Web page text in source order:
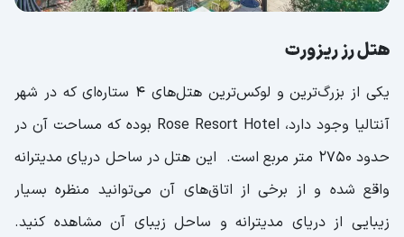
هتل رز ریزورت
یکی از بزرگ‌ترین و لوکس‌ترین هتل‌های ۴ ستاره‌ای که در شهر
آنتالیا وجود دارد، Rose Resort Hotel بوده که مساحت آن در
حدود ۲۷۵۰ متر مربع است. این هتل در ساحل دریای مدیترانه
واقع شده و از برخی از اتاق‌های آن می‌توانید منظره بسیار
زیبایی از دریای مدیترانه و ساحل زیبای آن مشاهده کنید.